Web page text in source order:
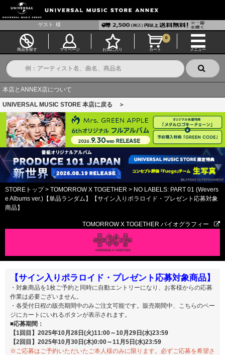
ゲスト 様
商品を探す マイページ お気に入り カート
0
メニュー
本店とANNEX店について
UNIVERSAL MUSIC STORE 本店に戻る ＞
STOREトップ> TOMORROW X TOGETHER > NO LABELS: PART 01 (Wevers
e Albums ver.)【単品ランダム】【サイン入りポラロイド・プレゼント応募対象
商品】
TOMORROW X TOGETHER バイオグラフィー
【サイン入りポラロイド・プレゼント応募対象商品】
・対象商品を1枚ご予約と同時に自動エントリーになり、お客様からの応募
作業は必要ございません。
・各受付日程の販売期間中のみご注文可能です。販売期間中、こちらのペー
ジにカートにいれるボタンが表示されます。
■応募期間：
【1回目】2025年10月28日(火)11:00～10月29日(水)23:59
【2回目】2025年10月30日(木)0:00～11月5日(水)23:59
※ご応募はご予約いただいたご本人様のみに限ります。必ずご応募を希望さ